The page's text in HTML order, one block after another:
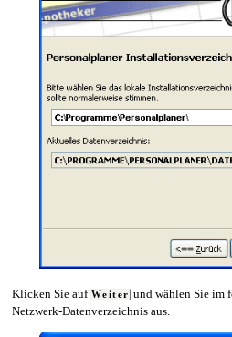
Klicken Sie auf Weiter und wählen Sie im
Netzwerk-Datenverzeichnis aus.